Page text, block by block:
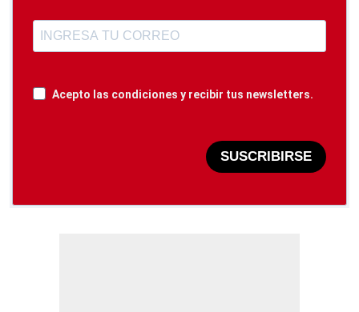
Acepto las condiciones y recibir tus newsletters.
SUSCRIBIRSE